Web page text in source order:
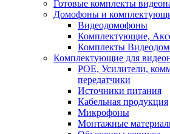
Готовые комплекты
Домофоны и
Видеодомофоны
Комплектующие,
Комплекты
Комплектующие для
POE, Усилители,
передатчики
Источники питания
Кабельная продукция
Микрофоны
Монтажные